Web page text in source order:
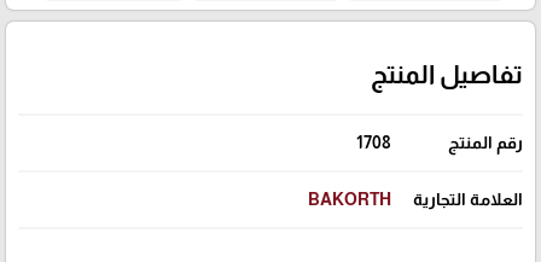
تفاصيل المنتج
رقم المنتج 1708
العلامة التجارية BAKORTH